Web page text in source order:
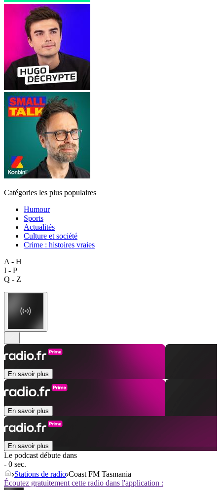
Catégories les plus populaires
Humour
Sports
Actualités
Culture et société
Crime : histoires vraies
A - H
I - P
Q - Z
En savoir plus
En savoir plus
En savoir plus
Le podcast débute dans
- 0 sec.
Stations de radio Coast FM Tasmania
Écoutez gratuitement cette radio dans l'application :